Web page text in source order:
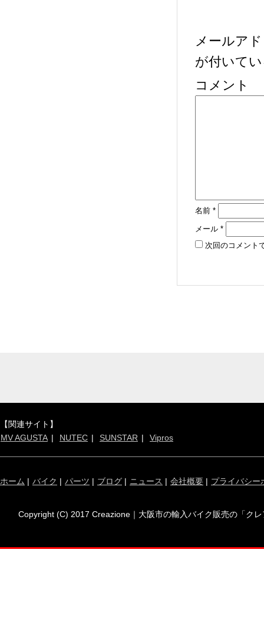
メールア
が付いて
コメント
名前 *
メール *
次回のコメント
【関連サイト】
MV AGUSTA
NUTEC SUNSTAR Vipros
ホーム | バイク | パーツ | ブログ | ニュース | 会社概要 | プライバシー
Copyright (C) 2017 Creazione｜大阪市の輸入バイク販売の「ク